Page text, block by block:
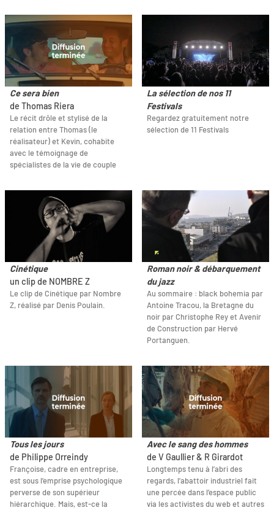
Ce sera bien
de Thomas Riera
Le récit drôle et stylisé de la
relation entre Thomas (le
réalisateur) et Kevin, cohabite
avec le témoignage de
spécialistes de la vie de couple
La sélection de nos 11
Festivals
Regardez gratuitement notre
sélection de 11 Festivals
Cinétique
un clip de NOMBRE Z
Le clip de Cinétique par Nombre
Z, réalisé par Denis Poulain.
Roman noir & débarquement
du jazz
Au sommaire : black bohemia par
Antoine Tracou, la Bretagne du
noir par Christophe Rey et Avenir
de Construction par Hervé
Portanguen.
Tous les jours
de Philippe Orreindy
Françoise, cadre en entreprise,
est sous l’emprise psychologique
perverse de son supérieur
hiérarchique. Mais, est-ce la
Avec le sang des hommes
de V Gaullier & R Girardot
Longtemps tenu à l’abri des
regards, l’abattoir industriel fait
une percée dans l’espace public
via les activistes du web et autres